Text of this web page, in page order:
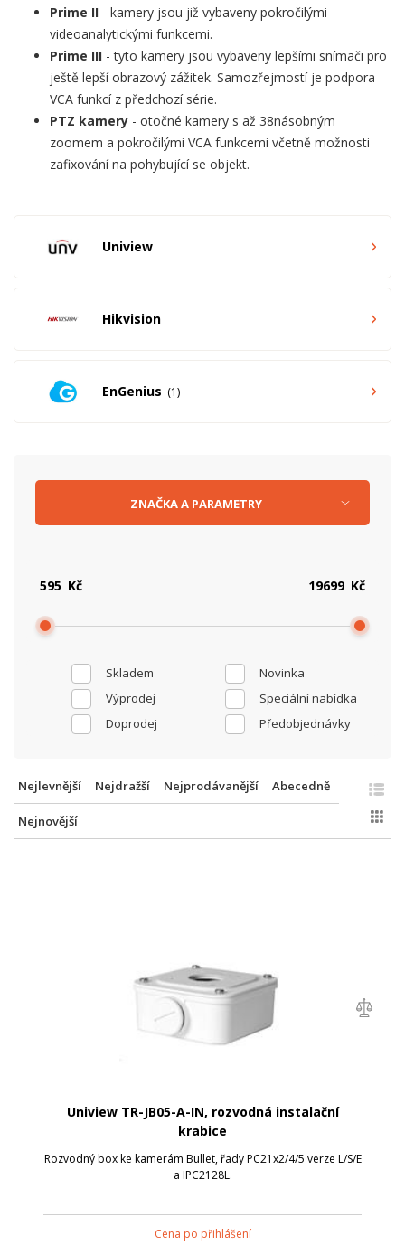
Prime II - kamery jsou již vybaveny pokročilými
videoanalytickými funkcemi.
Prime III - tyto kamery jsou vybaveny lepšími snímači pro
ještě lepší obrazový zážitek. Samozřejmostí je podpora
VCA funkcí z předchozí série.
PTZ kamery - otočné kamery s až 38násobným
zoomem a pokročilými VCA funkcemi včetně možnosti
zafixování na pohybující se objekt.
Uniview
Hikvision
EnGenius 1
Skladem
Novinka
Výprodej
Speciální nabídka
Doprodej
Předobjednávky
Kč Kč
ZNAČKAA PARAMETRY
Nejlevnější Nejdražší Nejprodávanější Abecedně
Nejnovější
Uniview TR-JB05-A-IN, rozvodná instalační
krabice
Rozvodný box ke kamerám Bullet, řady PC21x2/4/5 verze L/S/E
a IPC2128L.
Cena po přihlášení